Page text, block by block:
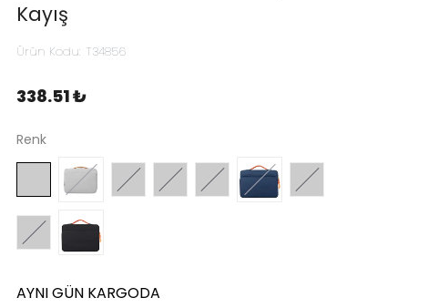
Kayış
Ürün Kodu: T34856
338.51 ₺
Renk
AYNI GÜN KARGODA